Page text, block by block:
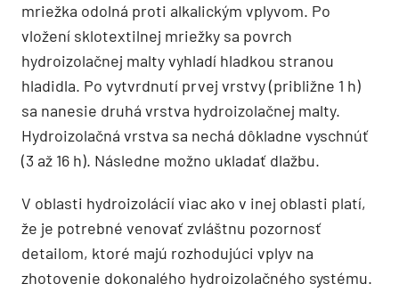
mriežka odolná proti alkalickým vplyvom. Po
vložení sklotextilnej mriežky sa povrch
hydroizolačnej malty vyhladí hladkou stranou
hladidla. Po vytvrdnutí prvej vrstvy (približne 1 h)
sa nanesie druhá vrstva hydroizolačnej malty.
Hydroizolačná vrstva sa nechá dôkladne vyschnúť
(3 až 16 h). Následne možno ukladať dlažbu.
V oblasti hydroizolácií viac ako v inej oblasti platí,
že je potrebné venovať zvláštnu pozornosť
detailom, ktoré majú rozhodujúci vplyv na
zhotovenie dokonalého hydroizolačného systému.